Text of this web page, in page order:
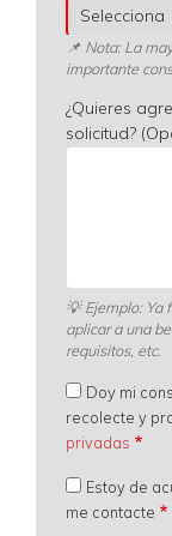
📌 Nota: La
importante
¿Quieres
solicitud?
💡Ejemplo: Ya
aplicar a una
requisitos, etc.
Doy mi
recolecte y
privadas
Estoy de
me contacte